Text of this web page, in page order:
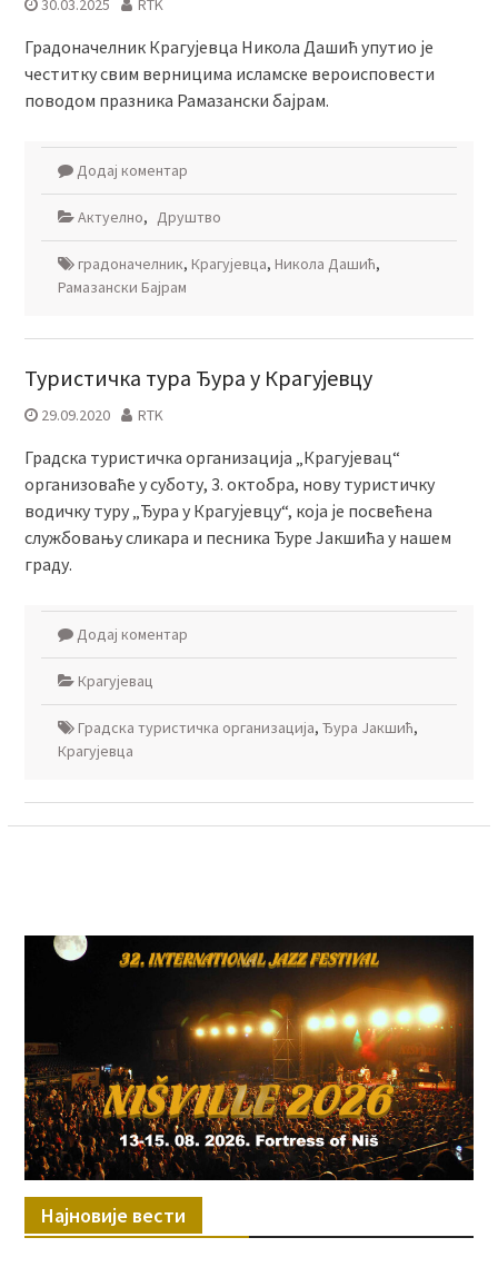
30.03.2025 RTK
Градоначелник Крагујевца Никола Дашић упутио је
честитку свим верницима исламске вероисповести
поводом празника Рамазански бајрам.
Додај коментар
Актуелно, Друштво
градоначелник, Крагујевца, Никола Дашић,
Рамазански Бајрам
Туристичка тура Ђура у Крагујевцу
29.09.2020 RTK
Градска туристичка организација „Крагујевац“
организоваће у суботу, 3. октобра, нову туристичку
водичку туру „Ђура у Крагујевцу“, која је посвећена
службовању сликара и песника Ђуре Јакшића у нашем
граду.
Додај коментар
Крагујевац
Градска туристичка организација, Ђура Јакшић,
Крагујевца
Најновије вести